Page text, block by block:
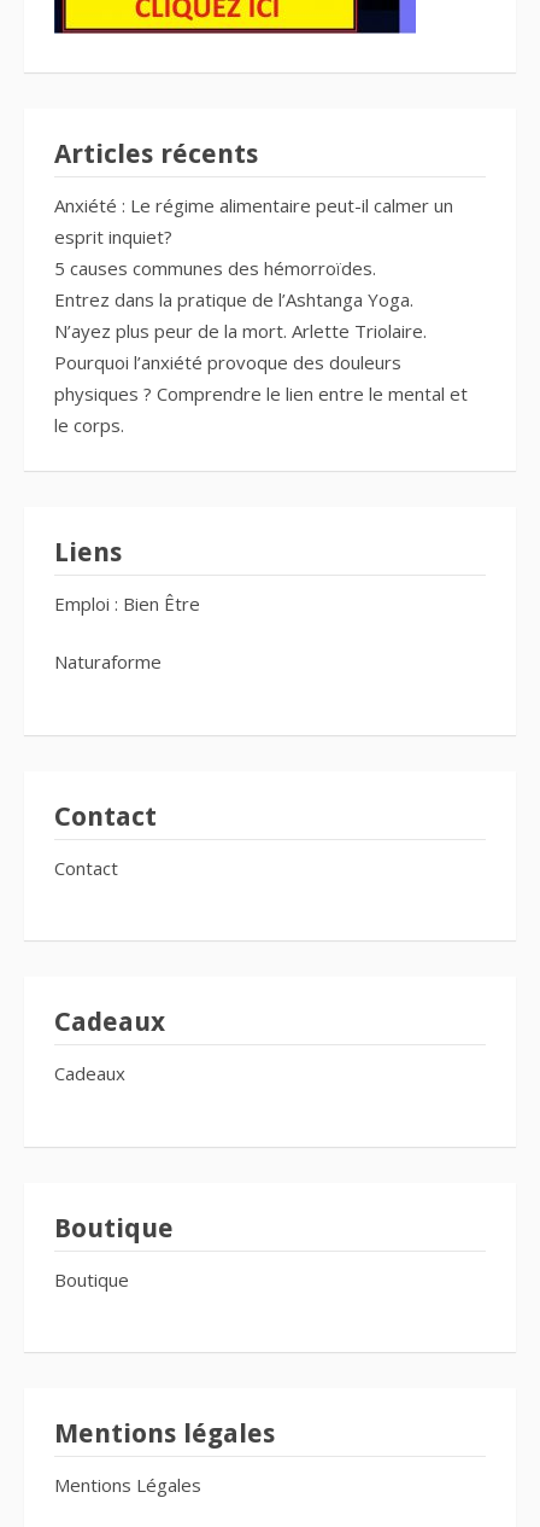
Articles récents
Anxiété : Le régime alimentaire peut-il calmer un
esprit inquiet?
5 causes communes des hémorroïdes.
Entrez dans la pratique de l’Ashtanga Yoga.
N’ayez plus peur de la mort. Arlette Triolaire.
Pourquoi l’anxiété provoque des douleurs
physiques ? Comprendre le lien entre le mental et
le corps.
Liens
Emploi : Bien Être
Naturaforme
Contact
Contact
Cadeaux
Cadeaux
Boutique
Boutique
Mentions légales
Mentions Légales